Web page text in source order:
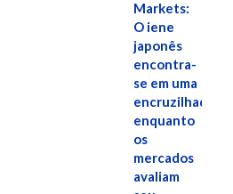
Markets:
O iene
japonês
encontra-
se em uma
encruzilhada
enquanto
os
mercados
avaliam